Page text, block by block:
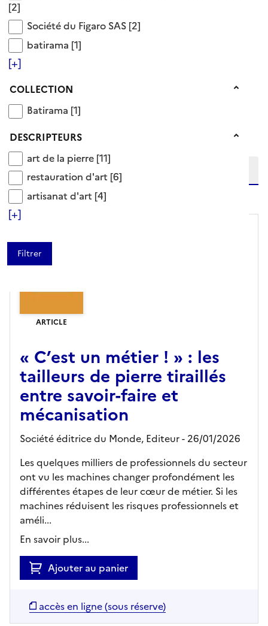
[2]
Société du Figaro SAS
Société du Figaro SAS [2]
batirama
batirama [1]
[+]
Collection
COLLECTION
Batirama
Batirama [1]
Descripteurs
DESCRIPTEURS
art de la pierre
art de la pierre [11]
restauration d'art
restauration d'art [6]
artisanat d'art
artisanat d'art [4]
[+]
sculpture sur pierre
Voir aussi
finition
Ajouter le résultat au panier
Affiner la recherche
Etendre la recherche sur
niveau(x) vers le bas
ARTICLE
« C’est un métier ! » : les
tailleurs de pierre tiraillés
entre savoir-faire et
mécanisation
Société éditrice du Monde, Editeur- 26/01/2026
Les quelques milliers de professionnels du secteur
ont vu les machines changer profondément les
différentes étapes de leur cœur de métier. Si les
machines réduisent les risques professionnels et
améli...
En savoir plus...
Ajouter au panier
accès en ligne (sous réserve)